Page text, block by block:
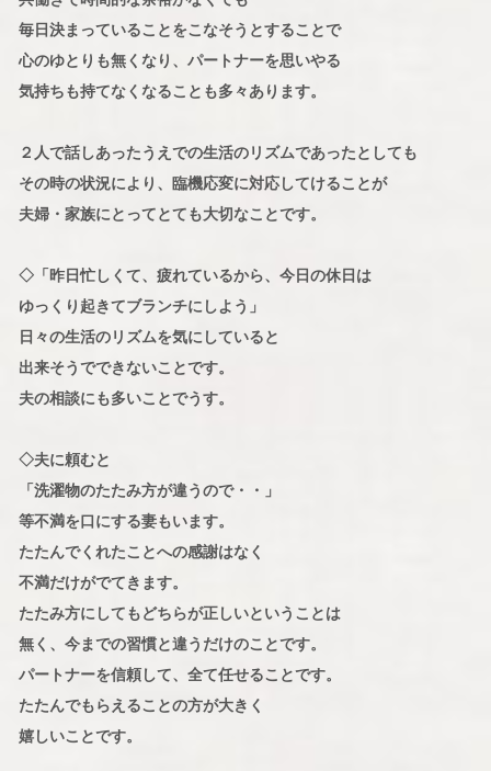
毎日決まっていることをこなそうとすることで
心のゆとりも無くなり、パートナーを思いやる
気持ちも持てなくなることも多々あります。
２人で話しあったうえでの生活のリズムであったとしても
その時の状況により、臨機応変に対応してけることが
夫婦・家族にとってとても大切なことです。
◇「昨日忙しくて、疲れているから、今日の休日は
ゆっくり起きてブランチにしよう」
日々の生活のリズムを気にしていると
出来そうでできないことです。
夫の相談にも多いことでうす。
◇夫に頼むと
「洗濯物のたたみ方が違うので・・」
等不満を口にする妻もいます。
たたんでくれたことへの感謝はなく
不満だけがでてきます。
たたみ方にしてもどちらが正しいということは
無く、今までの習慣と違うだけのことです。
パートナーを信頼して、全て任せることです。
たたんでもらえることの方が大きく
嬉しいことです。